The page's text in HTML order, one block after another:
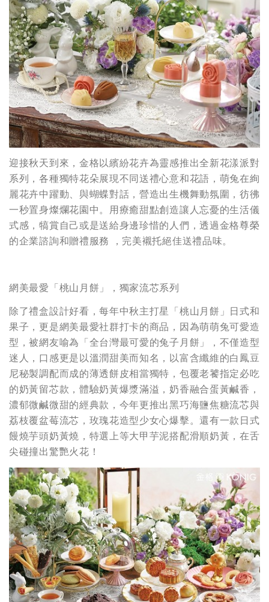
迎接秋天到來，金格以繽紛花卉為靈感推出全新花漾派對
系列，各種獨特花朵展現不同送禮心意和花語，萌兔在絢
麗花卉中躍動、與蝴蝶對話，營造出生機舞動氛圍，彷彿
一秒置身燦爛花園中。用療癒甜點創造讓人忘憂的生活儀
式感，犒賞自己或是送給身邊珍惜的人們，透過金格尊榮
的企業諮詢和贈禮服務 ，完美襯托絕佳送禮品味。
網美最愛「桃山月餅」，獨家流芯系列
除了禮盒設計好看，每年中秋主打星「桃山月餅」日式和
果子，更是網美最愛社群打卡的商品，因為萌萌兔可愛造
型，被網友喻為「全台灣最可愛的兔子月餅」，不僅造型
迷人，口感更是以溫潤甜美而知名，以富含纖維的白鳳豆
尼秘製調配而成的薄透餅皮相當獨特，包覆老饕指定必吃
的奶黃留芯款，體驗奶黃爆漿滿溢，奶香融合蛋黃鹹香，
濃郁微鹹微甜的經典款，今年更推出黑巧海鹽焦糖流芯與
荔枝覆盆莓流芯，玫瑰花造型少女心爆擊。還有一款日式
饅燒芋頭奶黃燒，特選上等大甲芋泥搭配滑順奶黃，在舌
尖碰撞出驚艷火花！